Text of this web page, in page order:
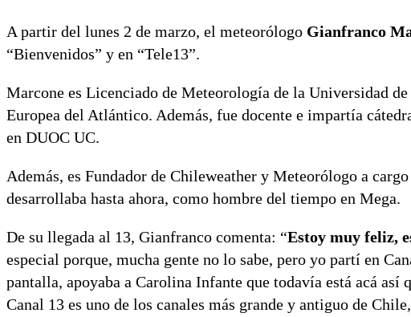
A partir del lunes 2 de marzo, el meteorólogo Gianfranco
“Bienvenidos” y en “Tele13”.
Marcone es Licenciado de Meteorología de la Universidad
Europea del Atlántico. Además, fue docente e impartía
en DUOC UC.
Además, es Fundador de Chileweather y Meteorólogo a
desarrollaba hasta ahora, como hombre del tiempo en Mega.
De su llegada al 13, Gianfranco comenta: “Estoy muy feliz,
especial porque, mucha gente no lo sabe, pero yo partí en
pantalla, apoyaba a Carolina Infante que todavía está acá así
Canal 13 es uno de los canales más grande y antiguo de